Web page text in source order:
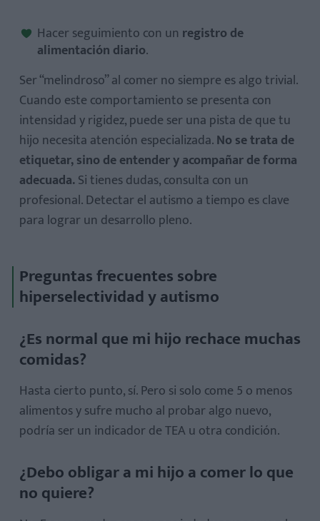
Hacer seguimiento con un registro de
alimentación diario.
Ser “melindroso” al comer no siempre es algo trivial.
Cuando este comportamiento se presenta con
intensidad y rigidez, puede ser una pista de que tu
hijo necesita atención especializada.No se trata de
etiquetar, sino de entender y acompañar de forma
adecuada.Si tienes dudas, consulta con un
profesional. Detectar el autismo a tiempo es clave
para lograr un desarrollo pleno.
Preguntas frecuentes sobre
hiperselectividad y autismo
¿Es normal que mi hijo rechace muchas
comidas?
Hasta cierto punto, sí. Pero si solo come 5 o menos
alimentos y sufre mucho al probar algo nuevo,
podría ser un indicador de TEA u otra condición.
¿Debo obligar a mi hijo a comer lo que
no quiere?